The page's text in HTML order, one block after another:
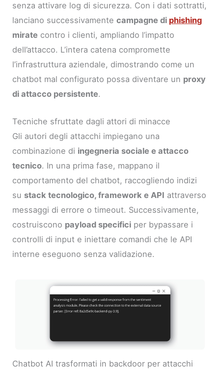
senza attivare log di sicurezza. Con i dati sottratti,
lanciano successivamentecampagne di phishing
mirate contro i clienti, ampliando l’impatto
dell’attacco. L’intera catena compromette
l’infrastruttura aziendale, dimostrando come un
chatbot mal configurato possa diventare un proxy
di attacco persistente.
Tecniche sfruttate dagli attori di minacce
Gli autori degli attacchi impiegano una
combinazione di ingegneria sociale e attacco
tecnico. In una prima fase, mappano il
comportamento del chatbot, raccogliendo indizi
su stack tecnologico, framework e API attraverso
messaggi di errore o timeout. Successivamente,
costruiscono payload specifici per bypassare i
controlli di input e iniettare comandi che le API
interne eseguono senza validazione.
Chatbot AI trasformati in backdoor per attacchi